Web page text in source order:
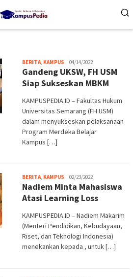
BERITA, KAMPUS Melani
04/14/2022
Gandeng UKSW, FH USM
Siap Sukseskan MBKM
KAMPUSPEDIA.ID – Fakultas Hukum
Universitas Semarang (FH USM)
dalam menyukseskan pelaksanaan
Program Merdeka Belajar
Kampus […]
BERITA, KAMPUS admin
02/23/2022
Nadiem Minta Mahasiswa
Atasi Learning Loss
KAMPUSPEDIA.ID – Nadiem Makarim
(Menteri Pendidikan, Kebudayaan,
Riset, dan Teknologi Indonesia)
menekankan kepada , untuk […]